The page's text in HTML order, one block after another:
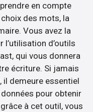
en compte
des mots, la
Vous avez la
d’outils
qui vous donnera
écriture. Si jamais
il demeure essentiel
pour obtenir
à cet outil, vous